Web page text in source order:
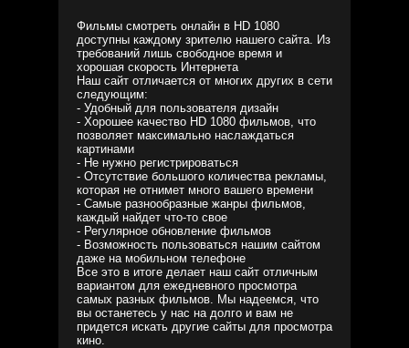
Фильмы смотреть онлайн в HD 1080
доступны каждому зрителю нашего сайта. Из
требований лишь свободное время и
хорошая скорость Интернета
Наш сайт отличается от многих других в сети
следующим:
- Удобный для пользователя дизайн
- Хорошее качество HD 1080 фильмов, что
позволяет максимально наслаждаться
картинами
- Не нужно регистрироваться
- Отсутствие большого количества рекламы,
которая не отнимет много вашего времени
- Самые разнообразные жанры фильмов,
каждый найдет что-то свое
- Регулярное обновление фильмов
- Возможность пользоваться нашим сайтом
даже на мобильном телефоне
Все это в итоге делает наш сайт отличным
вариантом для ежедневного просмотра
самых разных фильмов. Мы надеемся, что
вы останетесь у нас на долго и вам не
придется искать другие сайты для просмотра
кино.